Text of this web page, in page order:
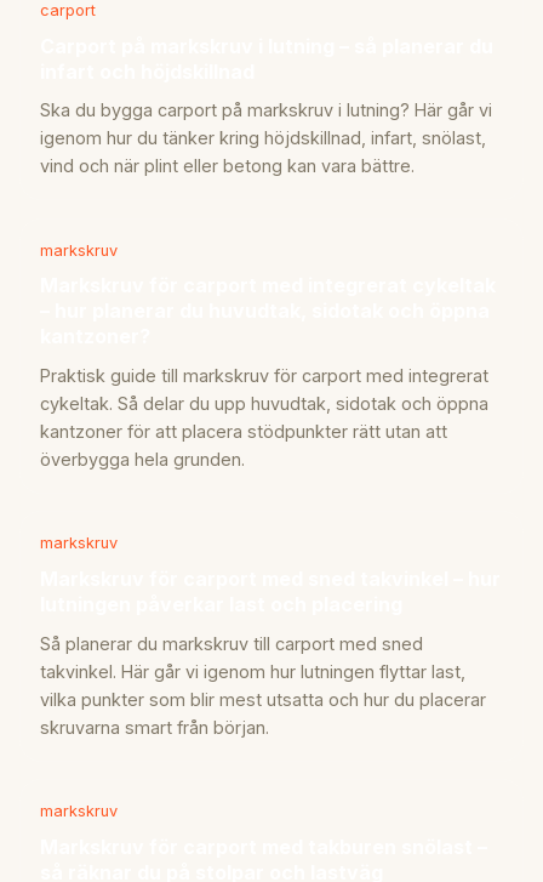
carport
Ska du bygga carport på markskruv i lutning? Här går vi
igenom hur du tänker kring höjdskillnad, infart, snölast,
vind och när plint eller betong kan vara bättre.
markskruv
Praktisk guide till markskruv för carport med integrerat
cykeltak. Så delar du upp huvudtak, sidotak och öppna
kantzoner för att placera stödpunkter rätt utan att
överbygga hela grunden.
markskruv
Så planerar du markskruv till carport med sned
takvinkel. Här går vi igenom hur lutningen flyttar last,
vilka punkter som blir mest utsatta och hur du placerar
skruvarna smart från början.
markskruv